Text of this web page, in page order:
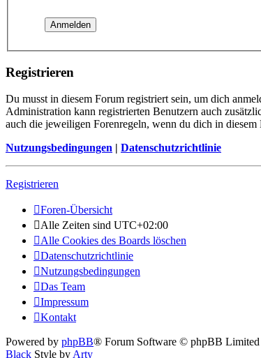
Registrieren
Du musst in diesem Forum registriert sein, um dich
Administration kann registrierten Benutzern auch
auch die jeweiligen Forenregeln, wenn du dich in diesem
Nutzungsbedingungen | Datenschutzrichtlinie
Registrieren
Foren-Übersicht
Alle Zeiten sind UTC+02:00
Alle Cookies des Boards löschen
Datenschutzrichtlinie
Nutzungsbedingungen
Das Team
Impressum
Kontakt
Powered by phpBB® Forum Software © phpBB Limited
Black Style by Arty